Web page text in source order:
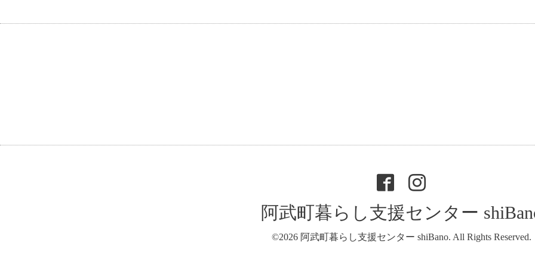
阿武町暮らし支援センター
©2026 阿武町暮らし支援センター shiBano. All Rights Reserved.